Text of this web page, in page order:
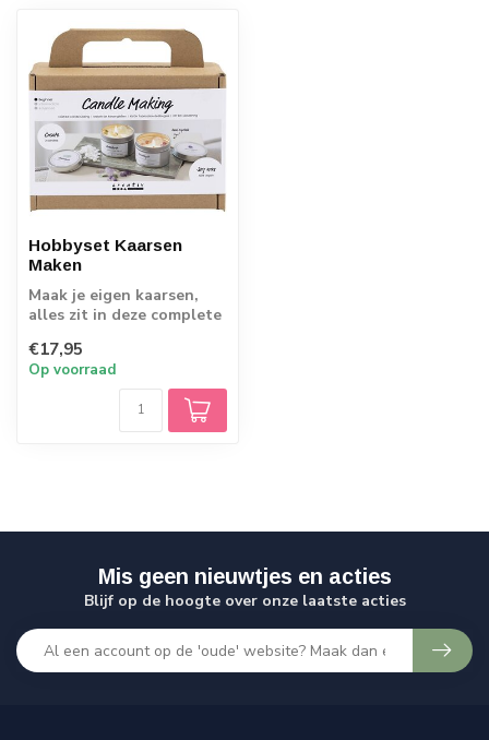
Hobbyset Kaarsen
Maken
Maak je eigen kaarsen,
alles zit in deze complete
€17,95
Op voorraad
Mis geen nieuwtjes en acties
Blijf op de hoogte over onze laatste acties